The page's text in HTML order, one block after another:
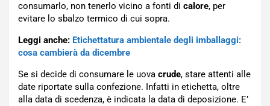
consumarlo, non tenerlo vicino a fonti di calore, per
evitare lo sbalzo termico di cui sopra.
Leggi anche: Etichettatura ambientale degli imballaggi:
cosa cambierà da dicembre
Se si decide di consumare le uova crude, stare attenti alle
date riportate sulla confezione. Infatti in etichetta, oltre
alla data di scedenza, è indicata la data di deposizione. E’